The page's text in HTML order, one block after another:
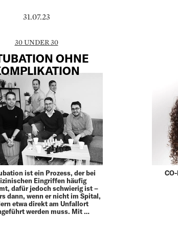
31.07.23
30 UNDER 30
OHNE
ist ein Prozess, der bei
Eingriffen häufig
dafür jedoch schwierig ist –
dann, wenn er nicht im Spital,
etwa direkt am Unfallort
werden muss. Mit …